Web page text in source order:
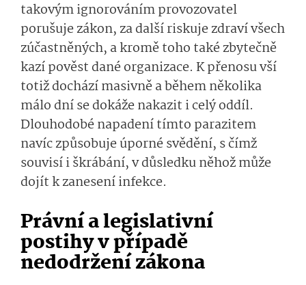
takovým ignorováním provozovatel
porušuje zákon, za další riskuje zdraví všech
zúčastněných, a kromě toho také zbytečně
kazí pověst dané organizace. K přenosu vší
totiž dochází masivně a během několika
málo dní se dokáže nakazit i celý oddíl.
Dlouhodobé napadení tímto parazitem
navíc způsobuje úporné svědění, s čímž
souvisí i škrábání, v důsledku něhož může
dojít k zanesení infekce.
Právní a legislativní
postihy v případě
nedodržení zákona